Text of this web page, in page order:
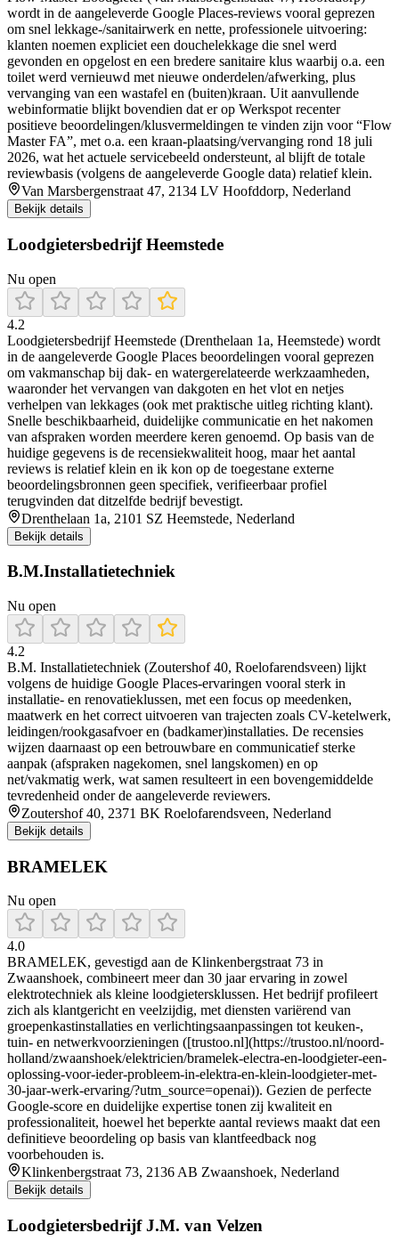
wordt in de aangeleverde Google Places-reviews vooral geprezen
om snel lekkage-/sanitairwerk en nette, professionele uitvoering:
klanten noemen expliciet een douchelekkage die snel werd
gevonden en opgelost en een bredere sanitaire klus waarbij o.a. een
toilet werd vernieuwd met nieuwe onderdelen/afwerking, plus
vervanging van een wastafel en (buiten)kraan. Uit aanvullende
webinformatie blijkt bovendien dat er op Werkspot recenter
positieve beoordelingen/klusvermeldingen te vinden zijn voor “Flow
Master FA”, met o.a. een kraan-plaatsing/vervanging rond 18 juli
2026, wat het actuele servicebeeld ondersteunt, al blijft de totale
reviewbasis (volgens de aangeleverde Google data) relatief klein.
Van Marsbergenstraat 47, 2134 LV Hoofddorp, Nederland
Bekijk details
Loodgietersbedrijf Heemstede
Nu open
4.2
Loodgietersbedrijf Heemstede (Drenthelaan 1a, Heemstede) wordt
in de aangeleverde Google Places beoordelingen vooral geprezen
om vakmanschap bij dak- en watergerelateerde werkzaamheden,
waaronder het vervangen van dakgoten en het vlot en netjes
verhelpen van lekkages (ook met praktische uitleg richting klant).
Snelle beschikbaarheid, duidelijke communicatie en het nakomen
van afspraken worden meerdere keren genoemd. Op basis van de
huidige gegevens is de recensiekwaliteit hoog, maar het aantal
reviews is relatief klein en ik kon op de toegestane externe
beoordelingsbronnen geen specifiek, verifieerbaar profiel
terugvinden dat ditzelfde bedrijf bevestigt.
Drenthelaan 1a, 2101 SZ Heemstede, Nederland
Bekijk details
B.M.Installatietechniek
Nu open
4.2
B.M. Installatietechniek (Zoutershof 40, Roelofarendsveen) lijkt
volgens de huidige Google Places-ervaringen vooral sterk in
installatie- en renovatieklussen, met een focus op meedenken,
maatwerk en het correct uitvoeren van trajecten zoals CV-ketelwerk,
leidingen/rookgasafvoer en (badkamer)installaties. De recensies
wijzen daarnaast op een betrouwbare en communicatief sterke
aanpak (afspraken nagekomen, snel langskomen) en op
net/vakmatig werk, wat samen resulteert in een bovengemiddelde
tevredenheid onder de aangeleverde reviewers.
Zoutershof 40, 2371 BK Roelofarendsveen, Nederland
Bekijk details
BRAMELEK
Nu open
4.0
BRAMELEK, gevestigd aan de Klinkenbergstraat 73 in
Zwaanshoek, combineert meer dan 30 jaar ervaring in zowel
elektrotechniek als kleine loodgietersklussen. Het bedrijf profileert
zich als klantgericht en veelzijdig, met diensten variërend van
groepenkastinstallaties en verlichtingsaanpassingen tot keuken-,
tuin- en netwerkvoorzieningen ([trustoo.nl](https://trustoo.nl/noord-
holland/zwaanshoek/elektricien/bramelek-electra-en-loodgieter-een-
oplossing-voor-ieder-probleem-in-elektra-en-klein-loodgieter-met-
30-jaar-werk-ervaring/?utm_source=openai)). Gezien de perfecte
Google-score en duidelijke expertise tonen zij kwaliteit en
professionaliteit, hoewel het beperkte aantal reviews maakt dat een
definitieve beoordeling op basis van klantfeedback nog
voorbehouden is.
Klinkenbergstraat 73, 2136 AB Zwaanshoek, Nederland
Bekijk details
Loodgietersbedrijf J.M. van Velzen